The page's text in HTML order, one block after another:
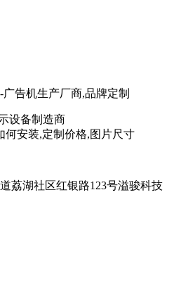
设备制造商
何安装,定制价格,图片尺寸
荔湖社区红银路123号溢骏科技